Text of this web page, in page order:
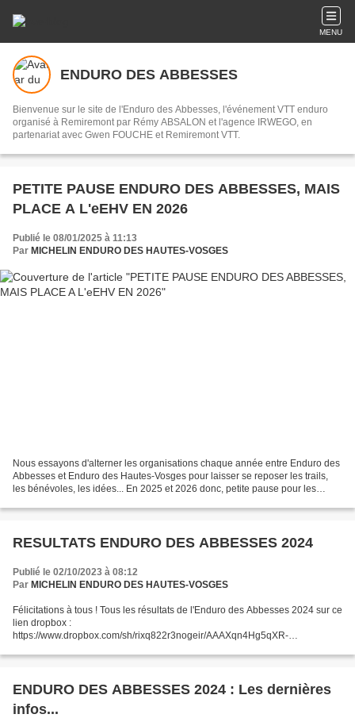
MENU
ENDURO DES ABBESSES
Bienvenue sur le site de l'Enduro des Abbesses, l'événement VTT enduro
organisé à Remiremont par Rémy ABSALON et l'agence IRWEGO, en
partenariat avec Gwen FOUCHE et Remiremont VTT.
PETITE PAUSE ENDURO DES ABBESSES, MAIS
PLACE A L'eEHV EN 2026
Publié le 08/01/2025 à 11:13
Par MICHELIN ENDURO DES HAUTES-VOSGES
Nous essayons d'alterner les organisations chaque année entre Enduro des
Abbesses et Enduro des Hautes-Vosges pour laisser se reposer les trails,
les bénévoles, les idées... En 2025 et 2026 donc, petite pause pour les
RESULTATS ENDURO DES ABBESSES 2024
Publié le 02/10/2023 à 08:12
Par MICHELIN ENDURO DES HAUTES-VOSGES
Félicitations à tous ! Tous les résultats de l'Enduro des Abbesses 2024 sur ce
lien dropbox :
https://www.dropbox.com/sh/rixq822r3nogeir/AAAXqn4Hg5qXR-
remportent cette édition 2024 de...
ENDURO DES ABBESSES 2024 : Les dernières
infos...